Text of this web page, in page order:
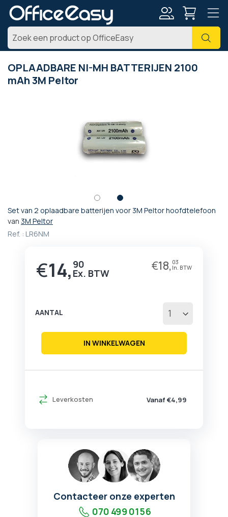
Zoek
OPLAADBARE NI-MH BATTERIJEN 2100
mAh 3M Peltor
Set van 2 oplaadbare batterijen voor 3M Peltor hoofdtelefoon
van 3M Peltor
Ref. : LR6NM
€14, 90 €18, 03
Leverkosten Vanaf €4,99
AANTAL
IN WINKELWAGEN
Ga
naar
het
afbeeldingen-
Contacteer onze experten
070 499 01 56